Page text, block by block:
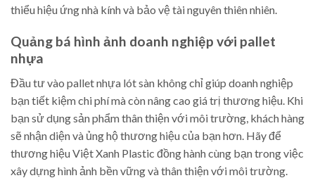
thiểu hiệu ứng nhà kính và bảo vệ tài nguyên thiên nhiên.
Quảng bá hình ảnh doanh nghiệp với pallet
nhựa
Đầu tư vào pallet nhựa lót sàn không chỉ giúp doanh nghiệp
bạn tiết kiệm chi phí mà còn nâng cao giá trị thương hiệu. Khi
bạn sử dụng sản phẩm thân thiện với môi trường, khách hàng
sẽ nhận diện và ủng hộ thương hiệu của bạn hơn. Hãy để
thương hiệu Việt Xanh Plastic đồng hành cùng bạn trong việc
xây dựng hình ảnh bền vững và thân thiện với môi trường.